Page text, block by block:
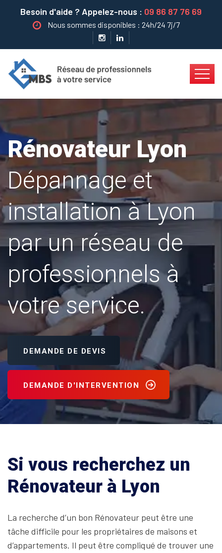
Besoin d'aide ? Appelez-nous : 09 86 87 76 69
Nous sommes disponibles : 24h/24 7j/7
Rénovateur Lyon
Dépannage et
installation à Lyon
par un réseau de
professionnels à
votre service.
DEMANDE DE DEVIS
DEMANDE D'INTERVENTION
Si vous recherchez un
Rénovateur à Lyon
La recherche d’un bon Rénovateur peut être une
tâche difficile pour les propriétaires de maisons et
d’appartements. Il peut être compliqué de trouver une